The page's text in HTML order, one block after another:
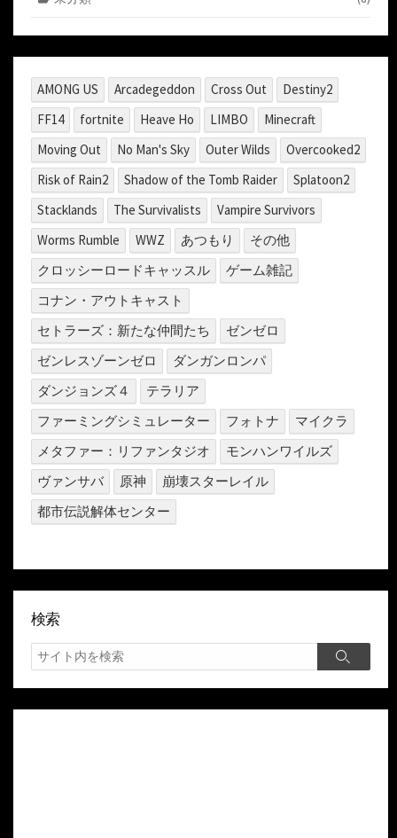
AMONG US Arcadegeddon Cross Out
Destiny2
FF14
fortnite Heave Ho LIMBO
Minecraft
Moving Out
No Man's Sky Outer Wilds
Overcooked2
Risk of Rain2
Shadow of the Tomb Raider
Splatoon2
Stacklands
The Survivalists
Vampire Survivors
Worms Rumble
WWZ あつもり
その他
クロッシーロードキャッスル
ゲーム雑記
コナン・アウトキャスト
セトラーズ：新たな仲間たち
ゼンゼロ
ゼンレスゾーンゼロ
ダンガンロンパ
ダンジョンズ４
テラリア
ファーミングシミュレーター
フォトナ
マイクラ
メタファー：リファンタジオ
モンハンワイルズ
ヴァンサバ
原神
崩壊スターレイル
都市伝説解体センター
検索
検
索
検